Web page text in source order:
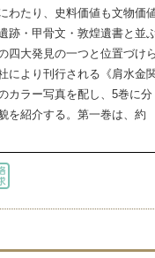
わたり、史料価値も文物価
跡・甲骨文・敦煌遺書と並
四大発見の一つと位置づけ
により刊行される《肩水金
カラー写真を配し、5巻に分
を紹介する。第一巻は、約